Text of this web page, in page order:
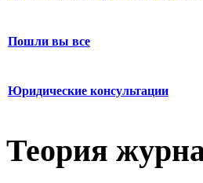
Пошли вы все
Юридические консультации
Теория